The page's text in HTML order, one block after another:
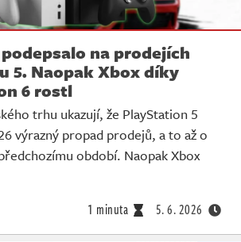
na prodejích
5. Naopak Xbox díky
6 rostl
trhu ukazují, že PlayStation 5
výrazný propad prodejů, a to až o
období. Naopak Xbox
1 minuta 5. 6. 2026